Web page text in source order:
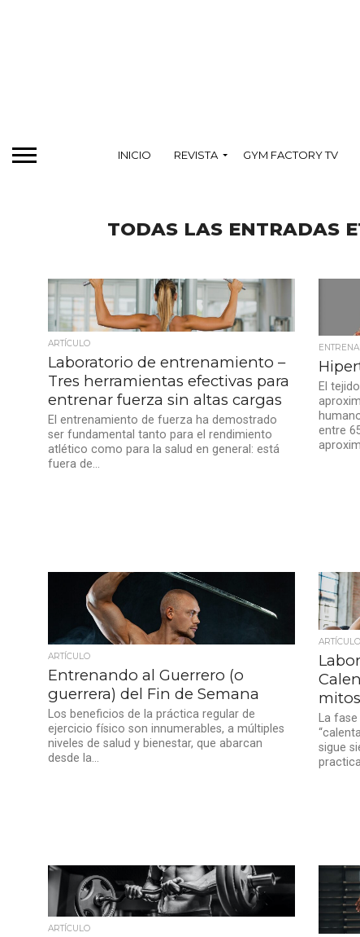
INICIO REVISTA GYM FACTORY TV
TODAS LAS ENTRADAS
ARTÍCULO
Laboratorio de entrenamiento –
Tres herramientas efectivas para
entrenar fuerza sin altas cargas
El entrenamiento de fuerza ha demostrado
ser fundamental tanto para el rendimiento
atlético como para la salud en general: está
fuera de...
El
entre
ARTÍCULO
Entrenando al Guerrero (o
guerrera) del Fin de Semana
Los beneficios de la práctica regular de
ejercicio físico son innumerables, a múltiples
niveles de salud y bienestar, que abarcan
desde la...
ARTÍCULO
mitos
La
sigue
ARTÍCULO